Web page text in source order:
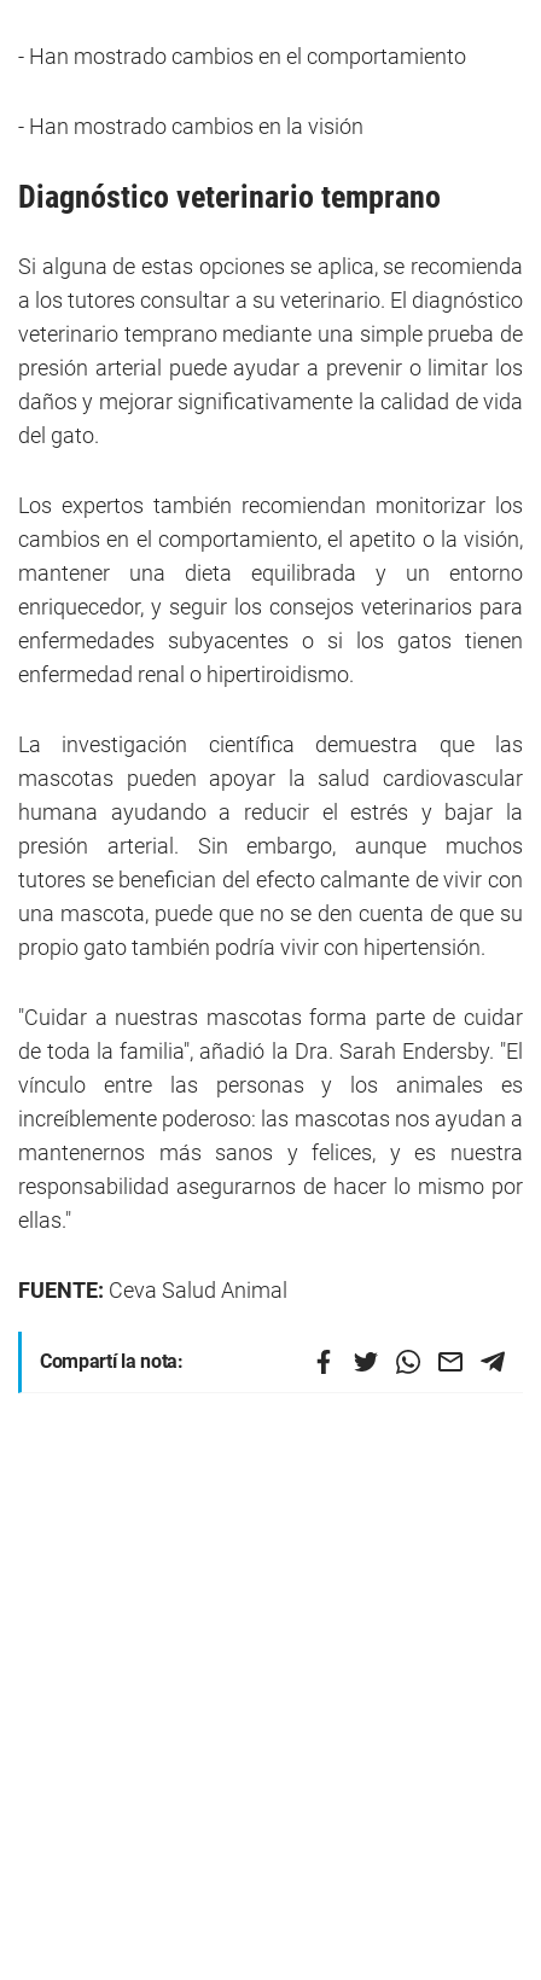
- Han mostrado cambios en el comportamiento
- Han mostrado cambios en la visión
Diagnóstico veterinario temprano
Si alguna de estas opciones se aplica, se recomienda
a los tutores consultar a su veterinario. El diagnóstico
veterinario temprano mediante una simple prueba de
presión arterial puede ayudar a prevenir o limitar los
daños y mejorar significativamente la calidad de vida
del gato.
Los expertos también recomiendan monitorizar los
cambios en el comportamiento, el apetito o la visión,
mantener una dieta equilibrada y un entorno
enriquecedor, y seguir los consejos veterinarios para
enfermedades subyacentes o si los gatos tienen
enfermedad renal o hipertiroidismo.
La investigación científica demuestra que las
mascotas pueden apoyar la salud cardiovascular
humana ayudando a reducir el estrés y bajar la
presión arterial. Sin embargo, aunque muchos
tutores se benefician del efecto calmante de vivir con
una mascota, puede que no se den cuenta de que su
propio gato también podría vivir con hipertensión.
"Cuidar a nuestras mascotas forma parte de cuidar
de toda la familia", añadió la Dra. Sarah Endersby. "El
vínculo entre las personas y los animales es
increíblemente poderoso: las mascotas nos ayudan a
mantenernos más sanos y felices, y es nuestra
responsabilidad asegurarnos de hacer lo mismo por
ellas."
FUENTE: Ceva Salud Animal
Compartí la nota: